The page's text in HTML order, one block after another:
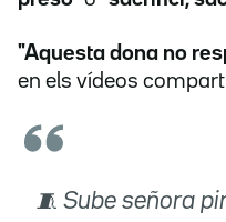
"Aquesta dona no
en els vídeos
🧵 Sube señora